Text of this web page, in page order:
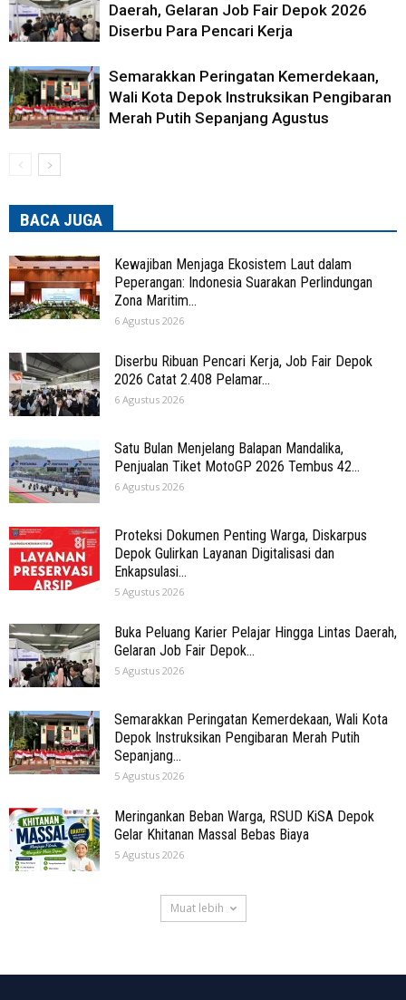
Daerah, Gelaran Job Fair Depok 2026
Diserbu Para Pencari Kerja
Semarakkan Peringatan Kemerdekaan,
Wali Kota Depok Instruksikan Pengibaran
Merah Putih Sepanjang Agustus
BACA JUGA
Kewajiban Menjaga Ekosistem Laut dalam
Peperangan: Indonesia Suarakan Perlindungan
Zona Maritim...
6 Agustus 2026
Diserbu Ribuan Pencari Kerja, Job Fair Depok
2026 Catat 2.408 Pelamar...
6 Agustus 2026
Satu Bulan Menjelang Balapan Mandalika,
Penjualan Tiket MotoGP 2026 Tembus 42...
6 Agustus 2026
Proteksi Dokumen Penting Warga, Diskarpus
Depok Gulirkan Layanan Digitalisasi dan
Enkapsulasi...
5 Agustus 2026
Buka Peluang Karier Pelajar Hingga Lintas Daerah,
Gelaran Job Fair Depok...
5 Agustus 2026
Semarakkan Peringatan Kemerdekaan, Wali Kota
Depok Instruksikan Pengibaran Merah Putih
Sepanjang...
5 Agustus 2026
Meringankan Beban Warga, RSUD KiSA Depok
Gelar Khitanan Massal Bebas Biaya
5 Agustus 2026
Muat lebih